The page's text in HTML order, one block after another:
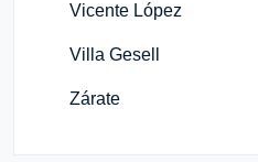
Vicente López
Villa Gesell
Zárate